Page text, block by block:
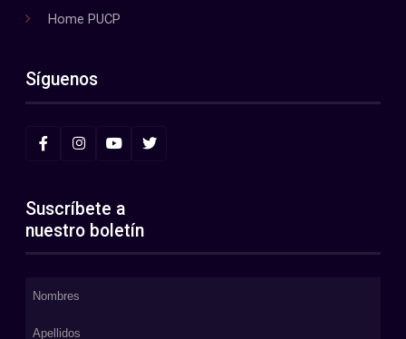
Home PUCP
Síguenos
Suscríbete a
nuestro boletín